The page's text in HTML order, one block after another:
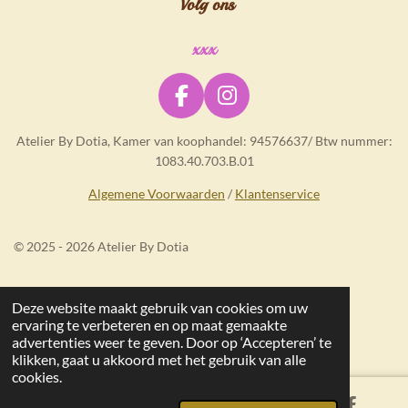
Deze website maakt gebruik van cookies om uw
ervaring te verbeteren en op maat gemaakte
advertenties weer te geven. Door op ‘Accepteren’ te
klikken, gaat u akkoord met het gebruik van alle
cookies.
xxx
F
c
e
b
k
I
s
t
a
Atelier By Dotia, Kamer van koophandel: 94576637/ Btw nummer:
1083.40.703.B.01
Algemene Voorwaarden / Klantenservice
© 2025 - 2026 Atelier By Dotia